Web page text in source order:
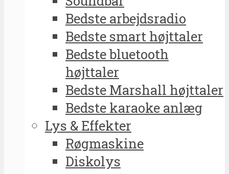
Bedste arbejdsradio
Bedste smart højttaler
Bedste bluetooth
højttaler
Bedste Marshall højttaler
Bedste karaoke anlæg
Lys & Effekter
Røgmaskine
Diskolys